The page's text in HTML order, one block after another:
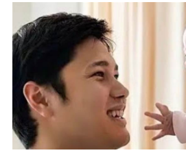
題に！山本由伸や佐々木朗希